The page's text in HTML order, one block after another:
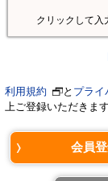
クリックして入
利用規約 と プライ
上ご登録いただきま